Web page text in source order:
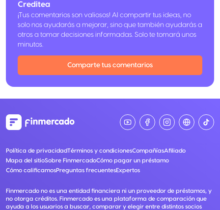
Creditea
¡Tus comentarios son valiosos! Al compartir tus ideas, no
solo nos ayudarás a mejorar, sino que también ayudarás a
otros a tomar decisiones informadas. Solo te tomará unos
minutos.
Comparte tus comentarios
Política de privacidadTérminos y condicionesCompañíasAfiliado
Mapa del sitioSobre FinmercadoCómo pagar un préstamo
Cómo calificamosPreguntas frecuentesExpertos
Finmercado no es una entidad financiera ni un proveedor de préstamos, y
no otorga créditos. Finmercado es una plataforma de comparación que
ayuda a los usuarios a buscar, comparar y elegir entre distintos socios